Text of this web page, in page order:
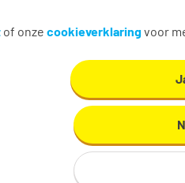
of onze cookieverklaringvoor
nieuwe
om nieuwe vacatures te